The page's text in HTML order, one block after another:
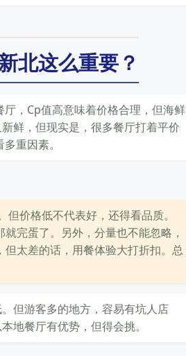
北这么重要？
，Cp值高意味着价格合理，但海鲜
鲜，但现实是，很多餐厅打着平价
重因素。
价格低不代表好，还得看品质。
完蛋了。另外，分量也不能忽略，
太差的话，用餐体验大打折扣。总
但游客多的地方，容易有坑人店
地餐厅有优势，但得会挑。